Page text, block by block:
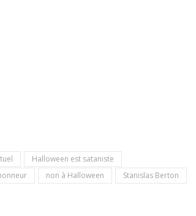
Halloween est sataniste
non à Halloween
Stanislas Berton